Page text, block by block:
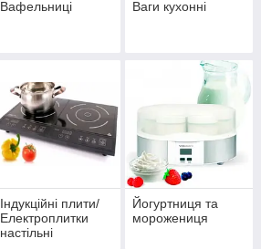
Вафельниці Ваги кухонні
Індукційні плити/
Електроплитки
настільні
Йогуртниця та
морожениця